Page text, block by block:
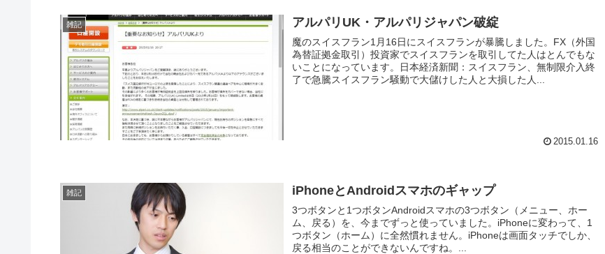
雑記 アルパリUK・アルパリジャパン破綻
魔のスイスフラン1月16日にスイスフランが暴騰しました。FX（外国
為替証拠金取引）投資家でスイスフランを取引してた人はとんでもな
いことになっています。日本経済新聞：スイスフラン、無制限介入終
了で急騰スイスフラン騒動で大儲けした人と大損した人...
2015.01.16
雑記 iPhoneとAndroidスマホのギャップ
3つボタンと1つボタンAndroidスマホの3つボタン（メニュー、ホー
ム、戻る）を、今までずっと使っていました。iPhoneに変わって、1
つボタン（ホーム）に全然慣れません。iPhoneは画面タッチでしか、
戻る相当のことができないんですね。...